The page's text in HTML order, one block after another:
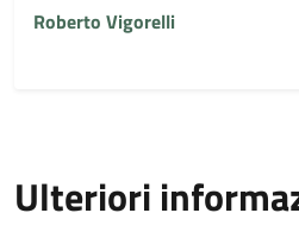
Roberto Vigorelli
Ulteriori